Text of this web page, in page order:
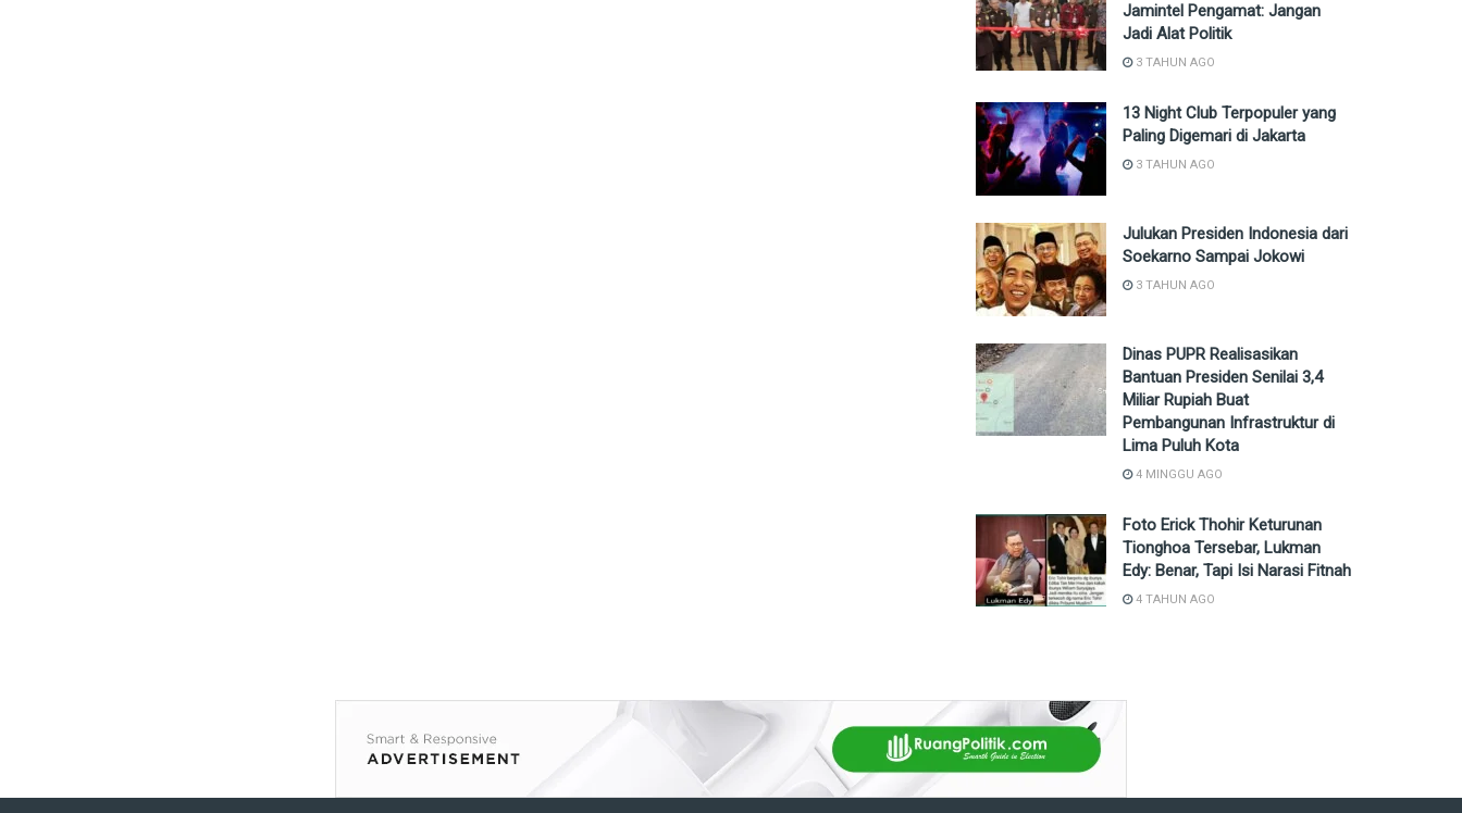
Jamintel Pengamat: Jangan
Jadi Alat Politik
3 TAHUN AGO
13 Night Club Terpopuler yang
Paling Digemari di Jakarta
3 TAHUN AGO
Julukan Presiden Indonesia dari
Soekarno Sampai Jokowi
3 TAHUN AGO
Dinas PUPR Realisasikan
Bantuan Presiden Senilai 3,4
Miliar Rupiah Buat
Pembangunan Infrastruktur di
Lima Puluh Kota
4 MINGGU AGO
Foto Erick Thohir Keturunan
Tionghoa Tersebar, Lukman
Edy: Benar, Tapi Isi Narasi Fitnah
4 TAHUN AGO